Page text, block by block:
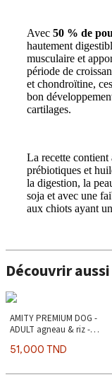
Avec 50 % de
hautement
musculaire et
période de
et chondroïtine,
bon
cartilages.
La recette contient
prébiotiques et
la digestion, la
soja et avec une
aux chiots ayant
Découvrir aussi
AMITY PREMIUM DOG -
ADULT agneau & riz -
51,000 TND